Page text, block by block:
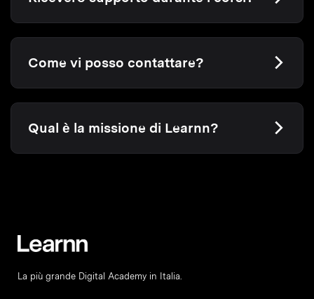
Come vi posso contattare?
Qual è la missione di Learnn?
La più grande Digital Academy in Italia.